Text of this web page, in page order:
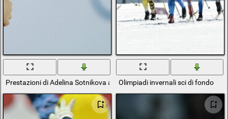
Prestazioni di Adelina Sotnikova alle Olimpiadi Invernali
Olimpiadi invernali sci di fondo